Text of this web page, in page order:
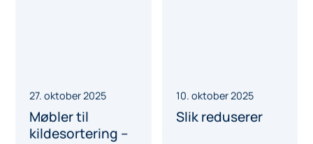
27. oktober 2025
Møbler til
kildesortering –
10. oktober 2025
Slik reduserer